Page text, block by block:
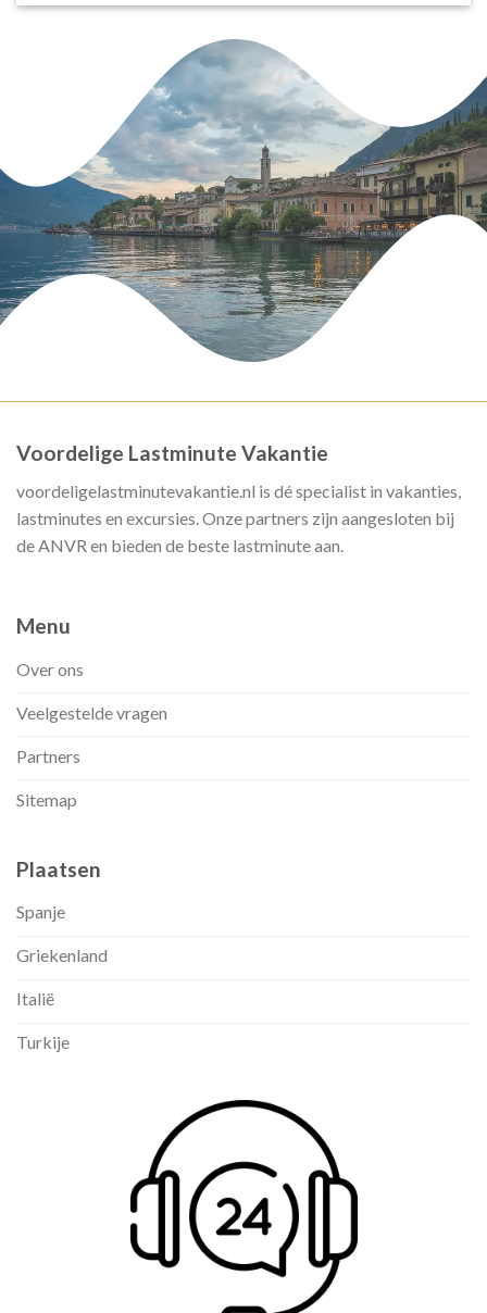
Voordelige Lastminute Vakantie
voordeligelastminutevakantie.nl is dé specialist in vakanties,
lastminutes en excursies. Onze partners zijn aangesloten bij
de ANVR en bieden de beste lastminute aan.
Menu
Over ons
Veelgestelde vragen
Partners
Sitemap
Plaatsen
Spanje
Griekenland
Italië
Turkije